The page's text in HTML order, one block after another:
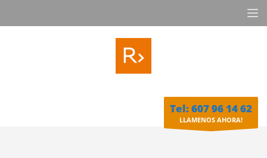
Tel: 607 96 14 62
LLAMENOS AHORA!